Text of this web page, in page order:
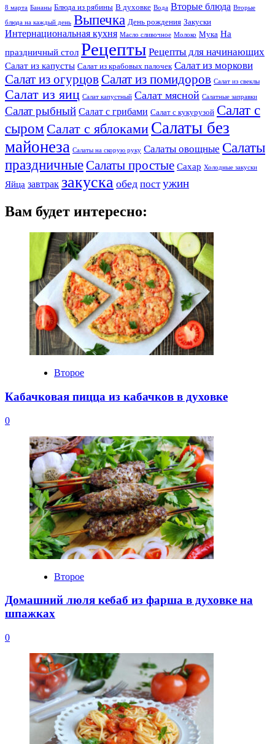
8 марта Бананы Блюда из рябины В духовке Вода Вторые блюда Вторые
блюда на каждый день Выпечка День рождения Закуски
Интернациональная кухня Масло сливочное Молоко Мука На
праздничный стол Рецепты Рецепты для начинающих
Салат из капусты Салат из крабовых палочек Салат из моркови
Салат из огурцовСалат из помидоров Салат из свеклы
Салат из яиц Салат капустный Салат мясной Салатные заправки
Салат рыбный Салат с грибами Салат с кукурузой Салат с
сыром Салат с яблоками Салаты без
майонеза Салаты на скорую руку Салаты овощные Салаты
праздничныеСалаты простые Сахар Холодные закуски
Яйца завтрак закуска обед пост ужин
Вам будет интересно:
Второе
Кабачковая пицца из кабачков в духовке
0
Второе
Домашний люля кебаб из фарша в духовке на
шпажках
0